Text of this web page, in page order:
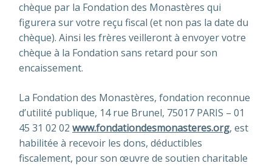
chèque par la Fondation des Monastères qui
figurera sur votre reçu fiscal (et non pas la date du
chèque). Ainsi les frères veilleront à envoyer votre
chèque à la Fondation sans retard pour son
encaissement.
La Fondation des Monastères, fondation reconnue
d’utilité publique, 14 rue Brunel, 75017 PARIS – 01
45 31 02 02 www.fondationdesmonasteres.org, est
habilitée à recevoir les dons, déductibles
fiscalement, pour son œuvre de soutien charitable